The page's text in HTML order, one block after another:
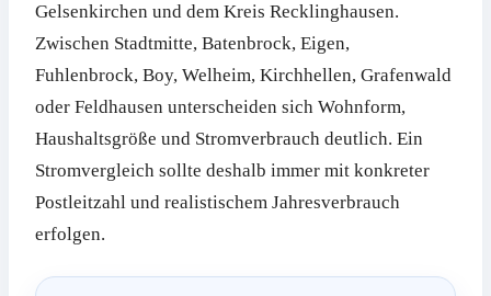
Gelsenkirchen und dem Kreis Recklinghausen.
Zwischen Stadtmitte, Batenbrock, Eigen,
Fuhlenbrock, Boy, Welheim, Kirchhellen, Grafenwald
oder Feldhausen unterscheiden sich Wohnform,
Haushaltsgröße und Stromverbrauch deutlich. Ein
Stromvergleich sollte deshalb immer mit konkreter
Postleitzahl und realistischem Jahresverbrauch
erfolgen.